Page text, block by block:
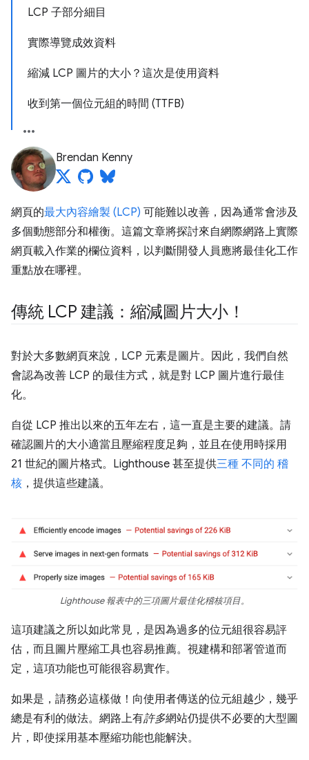
LCP 子部分細目
實際導覽成效資料
縮減 LCP 圖片的大小？這次是使用資料
收到第一個位元組的時間 (TTFB)
Brendan Kenny
網頁的最大內容繪製 (LCP) 可能難以改善，因為通常會涉及
多個動態部分和權衡。這篇文章將探討來自網際網路上實際
網頁載入作業的欄位資料，以判斷開發人員應將最佳化工作
重點放在哪裡。
傳統 LCP 建議：縮減圖片大小！
對於大多數網頁來說，LCP 元素是圖片。因此，我們自然
會認為改善 LCP 的最佳方式，就是對 LCP 圖片進行最佳
化。
自從 LCP 推出以來的五年左右，這一直是主要的建議。請
確認圖片的大小適當且壓縮程度足夠，並且在使用時採用
21 世紀的圖片格式。Lighthouse 甚至提供三種 不同的 稽
核 ，提供這些建議。
Lighthouse 報表中的三項圖片最佳化稽核項目。
這項建議之所以如此常見，是因為過多的位元組很容易評
估，而且圖片壓縮工具也容易推薦。視建構和部署管道而
定，這項功能也可能很容易實作。
如果是，請務必這樣做！向使用者傳送的位元組越少，幾乎
總是有利的做法。網路上有許多網站仍提供不必要的大型圖
片，即使採用基本壓縮功能也能解決。